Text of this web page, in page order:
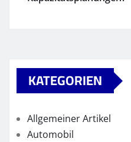
KATEGORIEN
Allgemeiner Artikel
Automobil